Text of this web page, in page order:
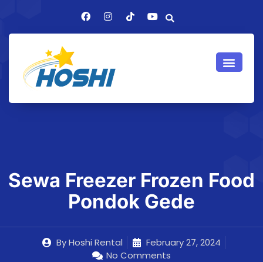
Sewa Freezer Frozen Food
Pondok Gede
ByHoshi Rental
February 27, 2024
No Comments